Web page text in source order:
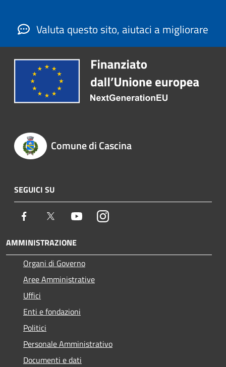
Valuta questo sito, aiutaci a migliorare
Comune di Cascina
SEGUICI SU
Facebook Twitter YoutubeInstagram
AMMINISTRAZIONE
Organi di Governo
Aree Amministrative
Uffici
Enti e fondazioni
Politici
Personale Amministrativo
Documenti e dati